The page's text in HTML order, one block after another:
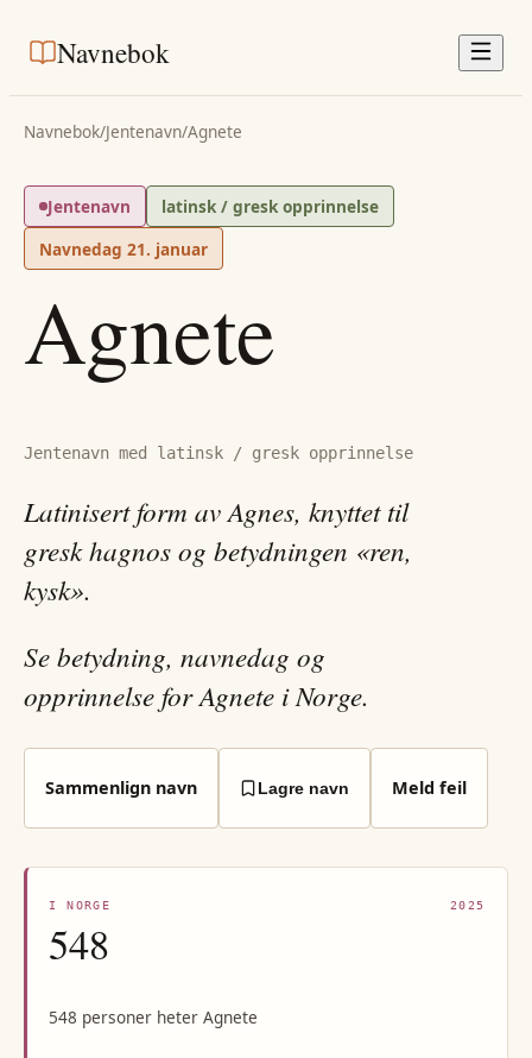
Navnebok
Navnebok/Jentenavn/Agnete
Jentenavn
latinsk / gresk opprinnelse
Navnedag 21. januar
Agnete
Jentenavn med latinsk / gresk opprinnelse
Latinisert form av Agnes, knyttet til
gresk hagnos og betydningen «ren,
kysk».
Se betydning, navnedag og
opprinnelse for Agnete i Norge.
Sammenlign navn Lagre navn Meld feil
I NORGE 2025
548
548 personer heter Agnete